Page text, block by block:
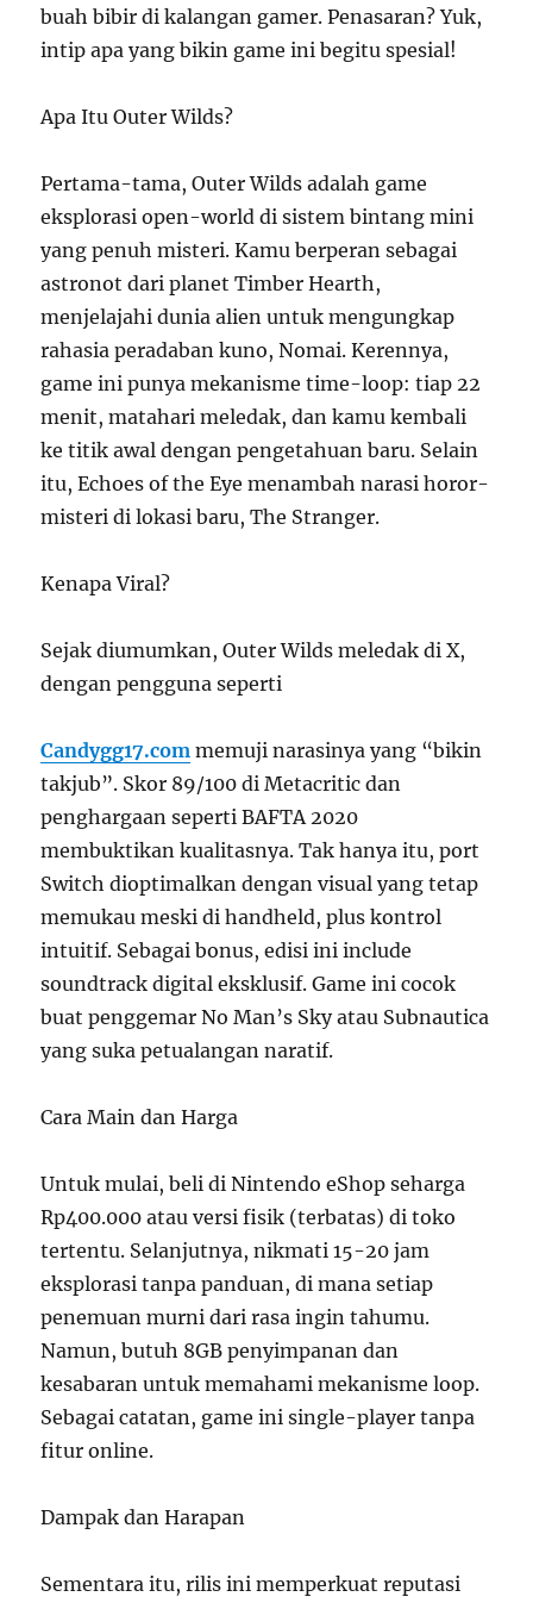
buah bibir di kalangan gamer. Penasaran? Yuk,
intip apa yang bikin game ini begitu spesial!
Apa Itu Outer Wilds?
Pertama-tama, Outer Wilds adalah game
eksplorasi open-world di sistem bintang mini
yang penuh misteri. Kamu berperan sebagai
astronot dari planet Timber Hearth,
menjelajahi dunia alien untuk mengungkap
rahasia peradaban kuno, Nomai. Kerennya,
game ini punya mekanisme time-loop: tiap 22
menit, matahari meledak, dan kamu kembali
ke titik awal dengan pengetahuan baru. Selain
itu, Echoes of the Eye menambah narasi horor-
misteri di lokasi baru, The Stranger.
Kenapa Viral?
Sejak diumumkan, Outer Wilds meledak di X,
dengan pengguna seperti
Candygg17.com memuji narasinya yang “bikin
takjub”. Skor 89/100 di Metacritic dan
penghargaan seperti BAFTA 2020
membuktikan kualitasnya. Tak hanya itu, port
Switch dioptimalkan dengan visual yang tetap
memukau meski di handheld, plus kontrol
intuitif. Sebagai bonus, edisi ini include
soundtrack digital eksklusif. Game ini cocok
buat penggemar No Man’s Sky atau Subnautica
yang suka petualangan naratif.
Cara Main dan Harga
Untuk mulai, beli di Nintendo eShop seharga
Rp400.000 atau versi fisik (terbatas) di toko
tertentu. Selanjutnya, nikmati 15-20 jam
eksplorasi tanpa panduan, di mana setiap
penemuan murni dari rasa ingin tahumu.
Namun, butuh 8GB penyimpanan dan
kesabaran untuk memahami mekanisme loop.
Sebagai catatan, game ini single-player tanpa
fitur online.
Dampak dan Harapan
Sementara itu, rilis ini memperkuat reputasi